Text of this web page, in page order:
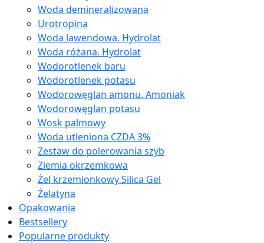
Woda demineralizowana
Urotropina
Woda lawendowa. Hydrolat
Woda różana. Hydrolat
Wodorotlenek baru
Wodorotlenek potasu
Wodorowęglan amonu. Amoniak
Wodorowęglan potasu
Wosk palmowy
Woda utleniona CZDA 3%
Zestaw do polerowania szyb
Ziemia okrzemkowa
Żel krzemionkowy Silica Gel
Żelatyna
Opakowania
Bestsellery
Popularne produkty